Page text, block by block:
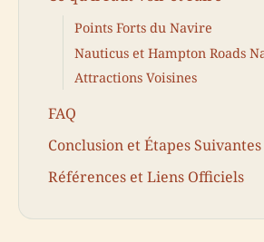
Points Forts du Navire
Nauticus et Hampton Roads
Attractions Voisines
FAQ
Conclusion et Étapes Suivantes
Références et Liens Officiels